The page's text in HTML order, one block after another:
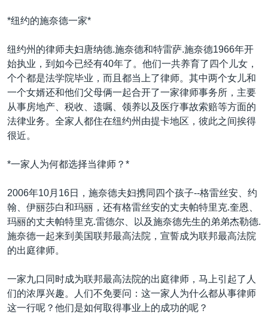
检
美洲
全球议题
劳工
环境
美中关系
美国建国250周年
埃博拉疫情
美国之音专访
重要讲话与声明
台海两岸关系
关注新疆
GEN Z 看美国
中文广播
关注我们
其他语言网站
*纽约的施奈德一家*
纽约州的律师夫妇唐纳德.施奈德和特雷萨.施奈德1966年开
始执业，到如今已经有40年了。他们一共养育了四个儿女，
个个都是法学院毕业，而且都当上了律师。其中两个女儿和
一个女婿还和他们父母俩一起合开了一家律师事务所，主要
从事房地产、税收、遗嘱、领养以及医疗事故索赔等方面的
法律业务。全家人都住在纽约州由提卡地区，彼此之间挨得
很近。
*一家人为何都选择当律师？*
2006年10月16日，施奈德夫妇携同四个孩子--格雷丝安、约
翰、伊丽莎白和玛丽，还有格雷丝安的丈夫帕特里克.奎恩、
玛丽的丈夫帕特里克.雷德尔、以及施奈德先生的弟弟杰勒德.
施奈德一起来到美国联邦最高法院，宣誓成为联邦最高法院
的出庭律师。
一家九口同时成为联邦最高法院的出庭律师，马上引起了人
们的浓厚兴趣。人们不免要问：这一家人为什么都从事律师
这一行呢？他们是如何取得事业上的成功的呢？